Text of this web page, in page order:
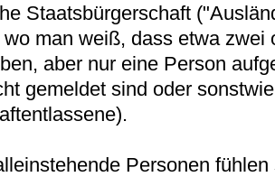
Staatsbürgerschaft
man weiß, dass etwa zwei
aber nur eine Person
gemeldet sind oder
Personen